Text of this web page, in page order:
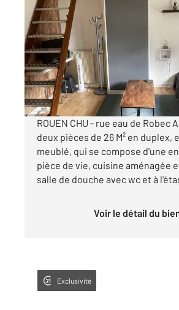
ROUEN 76
25,57 m 2, 2 pièces
Ref : 34449
Appartement F1Bis à louer
580 €
par mois charges comprises
ROUEN CHU - rue eau de Robec
deux pièces de 26 M² en duplex,
meublé, qui se compose d'une
pièce de vie, cuisine aménagée
salle de douche avec wc et à
Voir le détail du
Exclusivité